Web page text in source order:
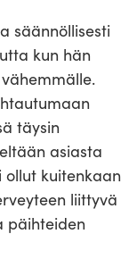
säännöllisesti
kun hän
täysin
asiasta
kuitenkaan
liittyvä
päihteiden